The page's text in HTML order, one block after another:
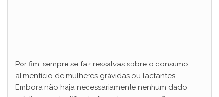
Por fim, sempre se faz ressalvas sobre o consumo
alimentício de mulheres grávidas ou lactantes.
Embora não haja necessariamente nenhum dado